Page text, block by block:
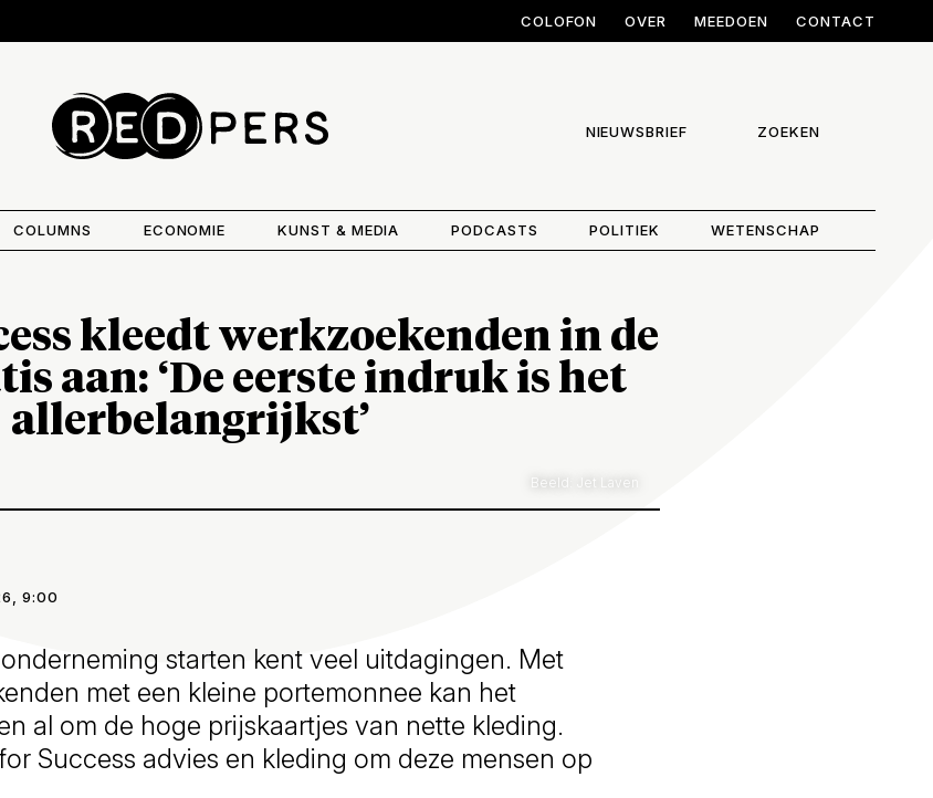
COLOFON OVER MEEDOEN CONTACT
NIEUWSBRIEF ZOEKEN
COLUMNS ECONOMIE KUNST & MEDIA PODCASTS POLITIEK WETENSCHAP
kleedt werkzoekenden in de
aan: ‘De eerste indruk is het
allerbelangrijkst’
Beeld: Jet Laven
9:00
starten kent veel uitdagingen. Met
met een kleine portemonnee kan het
al om de hoge prijskaartjes van nette kleding.
Success advies en kleding om deze mensen op